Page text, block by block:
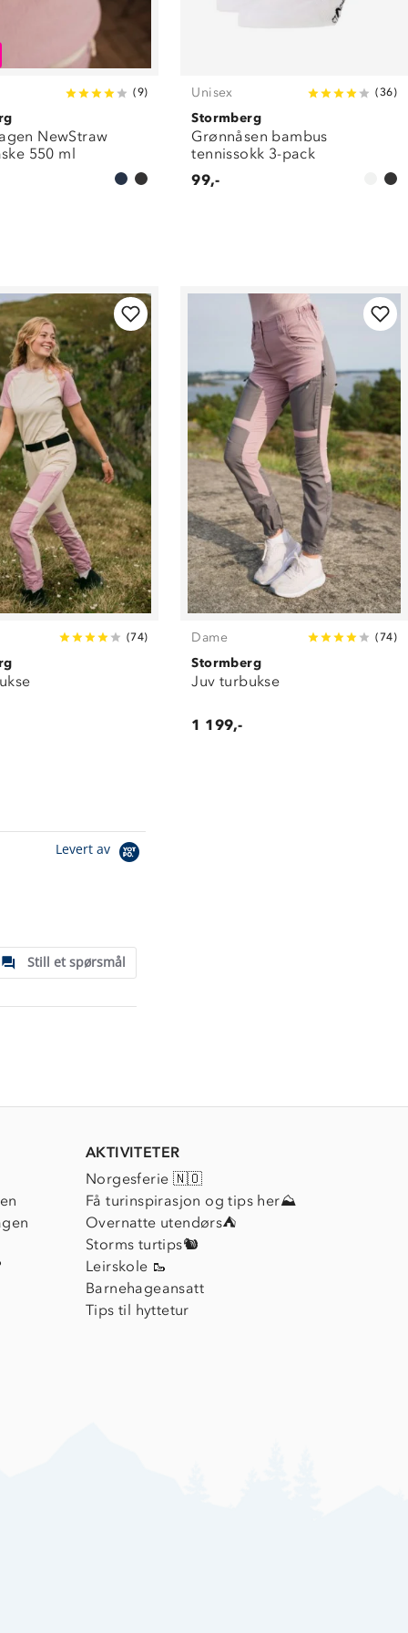
(9)
NewStraw
550 ml
Unisex (36)
Stormberg
Grønnåsen bambus
tennissokk 3-pack
99,-
(74) Dame (74)
Stormberg
Juv turbukse
1 199,-
Levert av
Still et spørsmål
AKTIVITETER
Norgesferie 🇳🇴
Få turinspirasjon og tips her⛰
Overnatte utendørs⛺
Storms turtips🐿️
Leirskole 🥾
Barnehageansatt
Tips til hyttetur